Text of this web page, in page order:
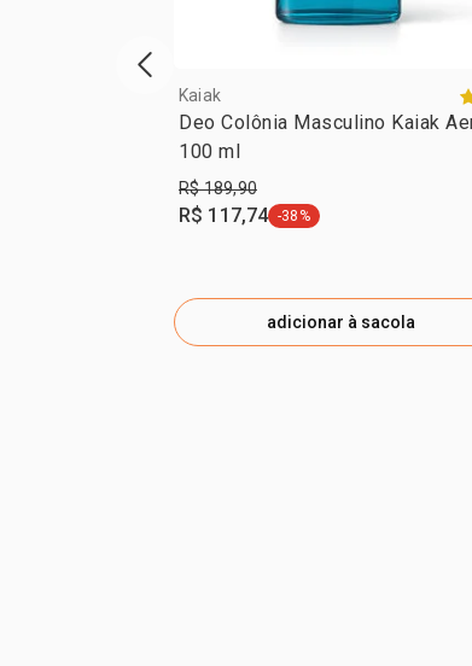
Kaiak
Deo Colônia Masculino Kaiak
100 ml
R$ 189,90
R$ 117,74 etiqueta -38%
-38%
adicionar à sacola
vitrine de produtos anterior